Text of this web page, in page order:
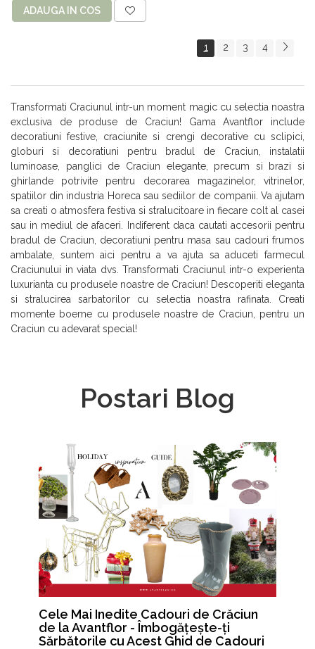
ADAUGA IN COS
1 2 3 4
Transformati Craciunul intr-un moment magic cu selectia noastra
exclusiva de produse de Craciun! Gama Avantflor include
decoratiuni festive, craciunite si crengi decorative cu sclipici,
globuri si decoratiuni pentru bradul de Craciun, instalatii
luminoase, panglici de Craciun elegante, precum si brazi si
ghirlande potrivite pentru decorarea magazinelor, vitrinelor,
spatiilor din industria Horeca sau sediilor de companii. Va ajutam
sa creati o atmosfera festiva si stralucitoare in fiecare colt al casei
sau in mediul de afaceri. Indiferent daca cautati accesorii pentru
bradul de Craciun, decoratiuni pentru masa sau cadouri frumos
ambalate, suntem aici pentru a va ajuta sa aduceti farmecul
Craciunului in viata dvs. Transformati Craciunul intr-o experienta
luxurianta cu produsele noastre de Craciun! Descoperiti eleganta
si stralucirea sarbatorilor cu selectia noastra rafinata. Creati
momente boeme cu produsele noastre de Craciun, pentru un
Craciun cu adevarat special!
Postari Blog
Cele Mai Inedite Cadouri de Crăciun
de la Avantflor - Îmbogățește-ți
Sărbătorile cu Acest Ghid de Cadouri